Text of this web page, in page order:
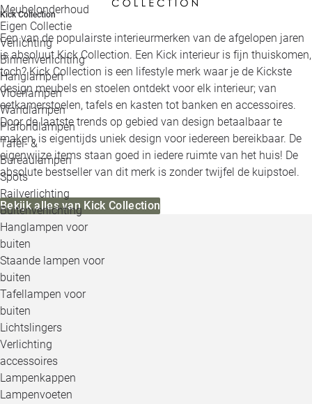
Meubelonderhoud
Eigen Collectie
Verlichting
Binnenverlichting
Hanglampen
Vloerlampen
Wandlampen
Plafondlampen
Tafel- &
Bureaulampen
Spots
Railverlichting
Buitenverlichting
Hanglampen voor
buiten
Staande lampen voor
buiten
Tafellampen voor
buiten
Lichtslingers
Verlichting
accessoires
Lampenkappen
Lampenvoeten
Kick Collection
Een van de populairste interieurmerken van de afgelopen jaren
is absoluut Kick Collection. Een Kick interieur is fijn thuiskomen,
toch? Kick Collection is een lifestyle merk waar je de Kickste
design meubels en stoelen ontdekt voor elk interieur; van
eetkamerstoelen, tafels en kasten tot banken en accessoires.
Door de laatste trends op gebied van design betaalbaar te
maken, is eigentijds uniek design voor iedereen bereikbaar. De
eigenwijze items staan goed in iedere ruimte van het huis! De
absolute bestseller van dit merk is zonder twijfel de kuipstoel.
Bekijk alles van Kick Collection